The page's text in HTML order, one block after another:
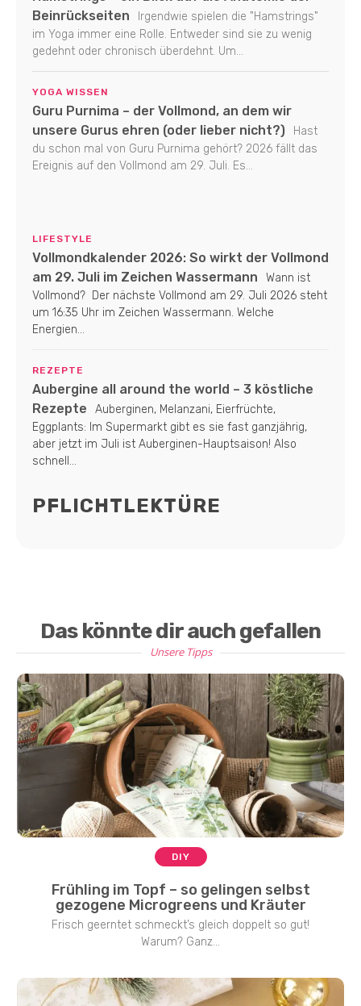
Beinrückseiten
Irgendwie spielen die "Hamstrings"
im Yoga immer eine Rolle. Entweder sind sie zu wenig
gedehnt oder chronisch überdehnt. Um...
YOGA WISSEN
Guru Purnima – der Vollmond, an dem wir
unsere Gurus ehren (oder lieber nicht?)
Hast
du schon mal von Guru Purnima gehört? 2026 fällt das
Ereignis auf den Vollmond am 29. Juli. Es...
LIFESTYLE
Vollmondkalender 2026: So wirkt der Vollmond
am 29. Juli im Zeichen Wassermann
Wann ist
Vollmond? Der nächste Vollmond am 29. Juli 2026 steht
um 16:35 Uhr im Zeichen Wassermann. Welche
Energien...
REZEPTE
Aubergine all around the world – 3 köstliche
Rezepte
Auberginen, Melanzani, Eierfrüchte,
Eggplants: Im Supermarkt gibt es sie fast ganzjährig,
aber jetzt im Juli ist Auberginen-Hauptsaison! Also
schnell...
PFLICHTLEKTÜRE
Das könnte dir auch gefallen
Unsere Tipps
DIY
Frühling im Topf – so gelingen selbst
gezogene Microgreens und Kräuter
Frisch geerntet schmeckt’s gleich doppelt so gut!
Warum? Ganz...